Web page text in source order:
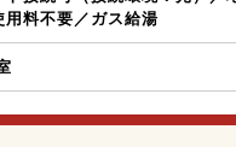
料不要／ガス給湯